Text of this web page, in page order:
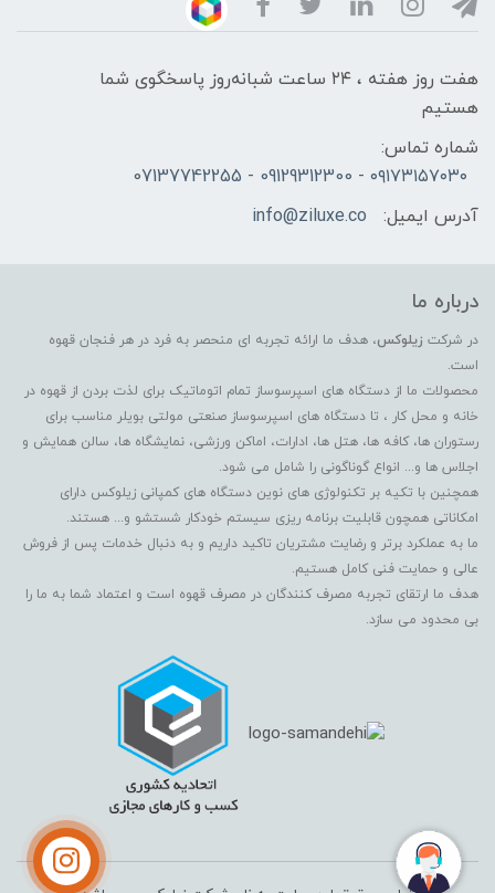
هفت روز هفته ، ۲۴ ساعت شبانه‌روز پاسخگوی شما
هستیم
شماره تماس:
۰۹۱۷۳۱۵۷۰۳۰ - 09129312300 - 07137742255
آدرس ایمیل:
info@ziluxe.co
درباره ما
در شرکت زیلوکس، هدف ما ارائه تجربه ای منحصر به فرد در هر فنجان قهوه
است.
محصولات ما از دستگاه های اسپرسوساز تمام اتوماتیک برای لذت بردن از قهوه در
خانه و محل کار ، تا دستگاه های اسپرسوساز صنعتی مولتی بویلر مناسب برای
رستوران ها، کافه ها، هتل ها، ادارات، اماکن ورزشی، نمایشگاه ها، سالن همایش و
اجلاس ها و... انواع گوناگونی را شامل می شود.
همچنین با تکیه بر تکنولوژی های نوین دستگاه های کمپانی زیلوکس دارای
امکاناتی همچون قابلیت برنامه ریزی سیستم خودکار شستشو و... هستند.
ما به عملکرد برتر و رضایت مشتریان تاکید داریم و به دنبال خدمات پس از فروش
عالی و حمایت فنی کامل هستیم.
هدف ما ارتقای تجربه مصرف کنندگان در مصرف قهوه است و اعتماد شما به ما را
بی محدود می سازد.